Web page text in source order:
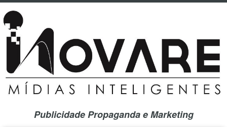
Skip
to
content
Publicidade Propaganda e Marketing